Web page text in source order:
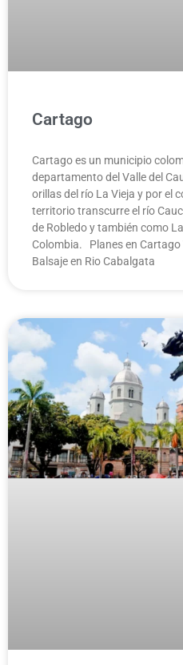
Cartago
Cartago es un municipio
departamento del Valle del
orillas del río La Vieja y por el
territorio transcurre el río
de Robledo y también como
Colombia. Planes en
Balsaje en Rio Cabalgata